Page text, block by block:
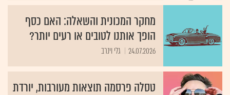
מחקר המכונית והשאלה: האם כסף
הופך אותנו לטובים או רעים יותר?
24.07.2026 גלי וינרב
טסלה פרסמה תוצאות מעורבות, יורדת